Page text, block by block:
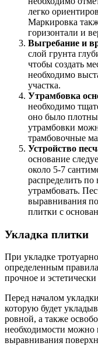
легко
Маркировка
горизонтали и
Выгребание и
слой грунта
чтобы создать
необходимо
участка.
Утрамбовка
необходимо
оно было
утрамбовки
трамбовочные
Устройство
основание
около 5-7
распределить
утрамбовать.
выравнивания
плитки с
Укладка плитки
При укладке
определенным
прочное и
Перед началом
которую будет
ровной, а также
необходимости можно
выравнивания